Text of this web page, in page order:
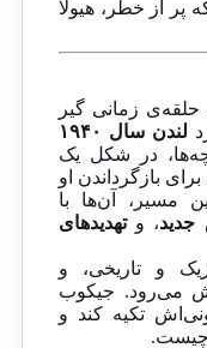
از خطر، هیولا
زمانی گیر
لندن سال ۱۹۴۰
در شکل یک
بازگرداندن او
مسیر، آن‌ها با
، وتهدیدهای
و تاریخی، و
می‌رود. جیکوب
تکیه کند و
چیست.